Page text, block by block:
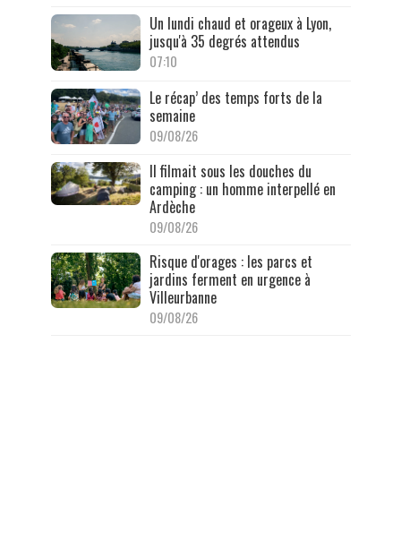
Un lundi chaud et orageux à Lyon,
jusqu'à 35 degrés attendus
07:10
Le récap’ des temps forts de la
semaine
09/08/26
Il filmait sous les douches du
camping : un homme interpellé en
Ardèche
09/08/26
Risque d'orages : les parcs et
jardins ferment en urgence à
Villeurbanne
09/08/26